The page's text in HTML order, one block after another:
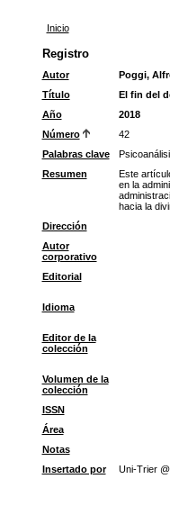
Inicio
Registro
Autor
Poggi,
Título
El fin del
Año
2018
Número
42
Palabras clave
Resumen
Este
en la
hacia la
Dirección
Autor
corporativo
Editorial
Idioma
Editor de la
colección
Volumen de la
colección
ISSN
Área
Notas
Insertado por
Uni-Trier